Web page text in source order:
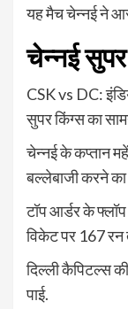
यह मैच चेन्नई ने
चेन्नई
CSK vs DC:
सुपर किंग्स का
चेन्नई के कप्तान
बल्लेबाजी करने
टॉप आर्डर के
विकेट पर 167 रन
दिल्ली कैपिटल्स
पाई.